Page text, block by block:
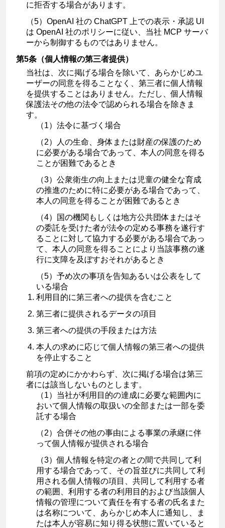
に拒否する場合があります。
（5）OpenAI 社の ChatGPT 上での表示・承認 UI
は OpenAI 社のポリシーに従い、当社 MCP サーバ
ーから制御するものではありません。
第5条（個人情報の第三者提供）
当社は、次に掲げる場合を除いて、あらかじめユ
ーザーの同意を得ることなく、第三者に個人情報
を提供することはありません。ただし、個人情報
保護法その他の法令で認められる場合を除きま
す。
（1）法令に基づく場合
（2）人の生命、身体または財産の保護のため
に必要がある場合であって、本人の同意を得る
ことが困難であるとき
（3）公衆衛生の向上または児童の健全な育成
の推進のために特に必要がある場合であって、
本人の同意を得ることが困難であるとき
（4）国の機関もしくは地方公共団体またはそ
の委託を受けた者が法令の定める事務を遂行す
ることに対して協力する必要がある場合であっ
て、本人の同意を得ることにより当該事務の遂
行に支障を及ぼすおそれがあるとき
（5）予め次の事項を告知あるいは公表をして
いる場合
利用目的に第三者への提供を含むこと
第三者に提供されるデータの項目
第三者への提供の手段または方法
本人の求めに応じて個人情報の第三者への提供
を停止すること
前項の定めにかかわらず、次に掲げる場合は第三
者には該当しないものとします。
（1）当社が利用目的の達成に必要な範囲内に
おいて個人情報の取扱いの全部または一部を委
託する場合
（2）合併その他の事由による事業の承継に伴
って個人情報が提供される場合
（3）個人情報を特定の者との間で共同して利
用する場合であって、その旨並びに共同して利
用される個人情報の項目、共同して利用する者
の範囲、利用する者の利用目的および当該個人
情報の管理について責任を有する者の氏名また
は名称について、あらかじめ本人に通知し、ま
たは本人が容易に知り得る状態に置いていると